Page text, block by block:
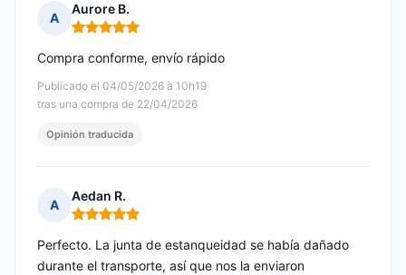
A
Aurore B.
Nota: 5 de 5
Publicado el 04/05/2026 à 10h19
tras una compra de 22/04/2026
Compra conforme, envío rápido
Opinión traducida
A
Aedan R.
Nota: 5 de 5
Perfecto. La junta de estanqueidad se había dañado
durante el transporte, así que nos la enviaron